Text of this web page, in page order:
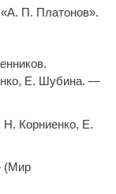
П. Платонов».
Е. Шубина. —
Н. Корниенко, Е.
(Мир